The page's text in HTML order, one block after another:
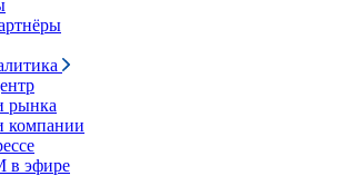
рынка
компании
эфире